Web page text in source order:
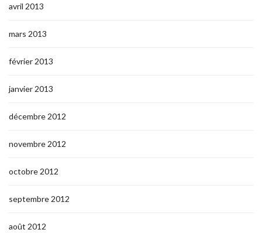
avril 2013
mars 2013
février 2013
janvier 2013
décembre 2012
novembre 2012
octobre 2012
septembre 2012
août 2012